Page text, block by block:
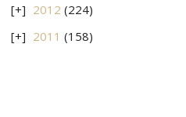
2012 (224)
2011 (158)